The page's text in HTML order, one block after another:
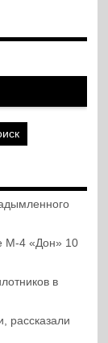
М-4 «Дон» 10
в
рассказали